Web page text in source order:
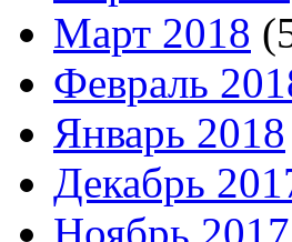
Март 2018
Февраль
Январь 2018
Декабрь
Ноябрь 2017